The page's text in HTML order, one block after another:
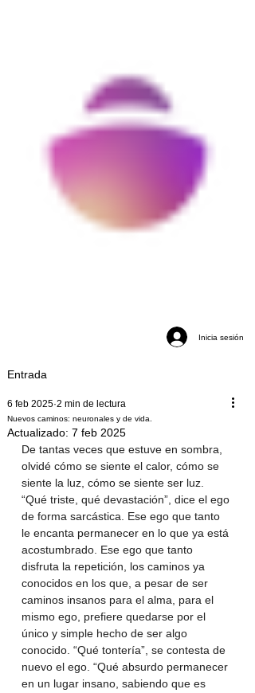
Inicia sesión
Entrada
Nuevos caminos: neuronales y de vida.
6 feb 2025 2 min de lectura
Actualizado: 7 feb 2025
De tantas veces que estuve en sombra,
olvidé cómo se siente el calor, cómo se
siente la luz, cómo se siente ser luz.
“Qué triste, qué devastación”, dice el ego
de forma sarcástica. Ese ego que tanto
le encanta permanecer en lo que ya está
acostumbrado. Ese ego que tanto
disfruta la repetición, los caminos ya
conocidos en los que, a pesar de ser
caminos insanos para el alma, para el
mismo ego, prefiere quedarse por el
único y simple hecho de ser algo
conocido. “Qué tontería”, se contesta de
nuevo el ego. “Qué absurdo permanecer
en un lugar insano, sabiendo que es